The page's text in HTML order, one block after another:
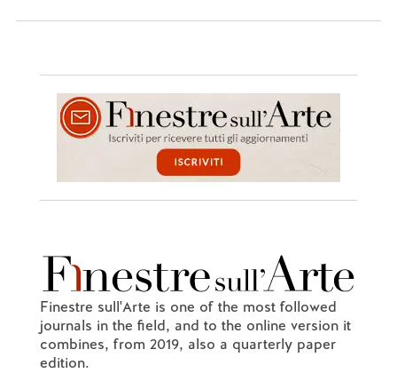
Finestre sull'Arte is one of the most followed
journals in the field, and to the online version it
combines, from 2019, also a quarterly paper
edition.